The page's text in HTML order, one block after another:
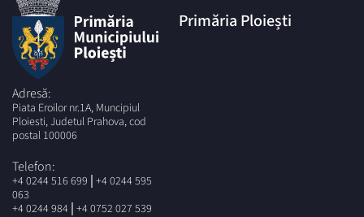
Adresă:
Piata Eroilor nr.1A, Muncipiul
Ploiesti, Judetul Prahova, cod
postal 100006
Telefon:
+4 0244 516 699 | +4 0244 595
063
+4 0244 984 | +4 0752 027 539
Primăria Ploiești